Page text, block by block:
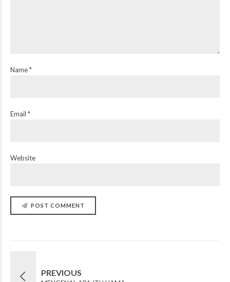
Name *
Email *
Website
POST COMMENT
PREVIOUS